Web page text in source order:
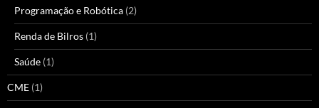
Programação e Robótica (2)
Renda de Bilros (1)
Saúde (1)
CME (1)